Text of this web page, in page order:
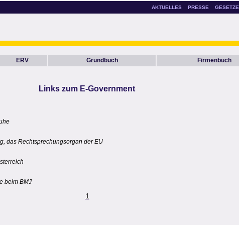
AKTUELLES PRESSE GESETZE
ERV Grundbuch Firmenbuch
Links zum E-Government
das Rechtsprechungsorgan der EU
beim BMJ
1